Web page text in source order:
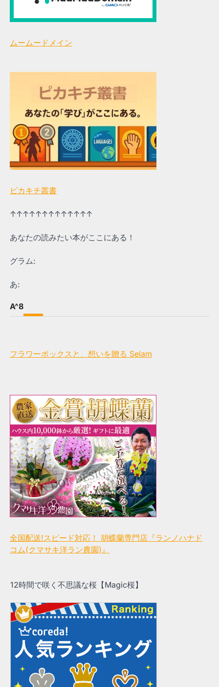
ムームードメイン
ピカキチ叢書
↑↑↑↑↑↑↑↑↑↑↑↑↑
あなたの読みたい本がここにある！
グラム:
あ:
A^8
フラワーボックスと、想いを贈る Selam
全国配送!スピード対応！ 胡蝶蘭専門店『ランノハナド
コム(クマサキ洋ラン農園)』
12時間で咲く不思議な桜【Magic桜】